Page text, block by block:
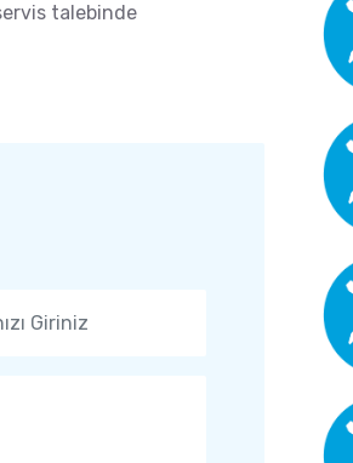
talebinde